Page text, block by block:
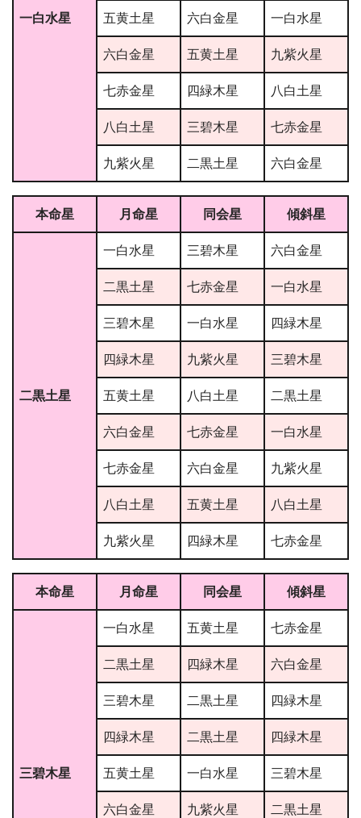
一白水星 五黄土星 六白金星 一白水星
六白金星 五黄土星 九紫火星
七赤金星 四緑木星 八白土星
八白土星 三碧木星 七赤金星
九紫火星 二黒土星 六白金星
本命星 月命星 同会星 傾斜星
二黒土星
一白水星 三碧木星 六白金星
二黒土星 七赤金星 一白水星
三碧木星 一白水星 四緑木星
四緑木星 九紫火星 三碧木星
五黄土星 八白土星 二黒土星
六白金星 七赤金星 一白水星
七赤金星 六白金星 九紫火星
八白土星 五黄土星 八白土星
九紫火星 四緑木星 七赤金星
本命星 月命星 同会星 傾斜星
三碧木星
一白水星 五黄土星 七赤金星
二黒土星 四緑木星 六白金星
三碧木星 二黒土星 四緑木星
四緑木星 二黒土星 四緑木星
五黄土星 一白水星 三碧木星
六白金星 九紫火星 二黒土星